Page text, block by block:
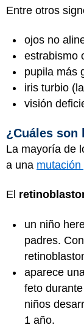
Entre otros
ojos no
estrabismo
pupila más
iris turbio
visión
¿Cuáles son
La mayoría de
a una
El
un niño
padres.
aparece
feto
niños
1 año.